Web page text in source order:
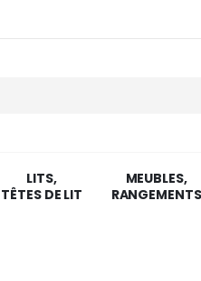
LITS,
TÊTES DE LIT
MEUBLES,
RANGEMENTS